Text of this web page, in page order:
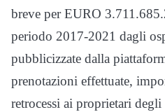
breve per EURO
periodo 2017-2021 dagli
pubblicizzate dalla
prenotazioni effettuate,
retrocessi ai proprietari